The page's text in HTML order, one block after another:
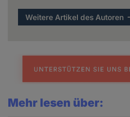
Weitere Artikel des Autoren
Mehr lesen über: